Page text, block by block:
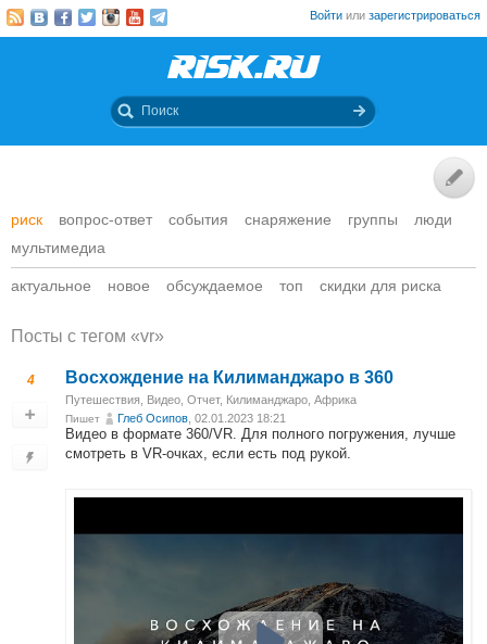
Войти или зарегистрироваться
риск вопрос-ответ события снаряжение группы
люди
мультимедиа
актуальное новое обсуждаемое топ скидки для риска
Посты c тегом «vr»
4 Восхождение на Килиманджаро в 360
Путешествия Видео Отчет, Килиманджаро, Африка
Пишет Глеб Осипов , 02.01.2023 18:21
Видео в формате 360/VR. Для полного погружения, лучше
смотреть в VR-очках, если есть под рукой.